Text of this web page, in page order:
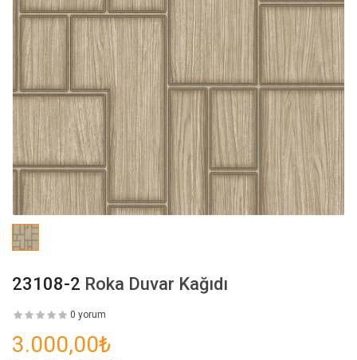
23108-2 Roka Duvar Kağıdı
0 yorum
3.000,00₺